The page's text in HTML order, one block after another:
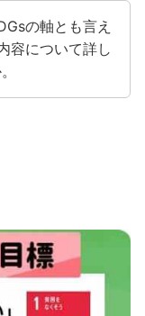
の軸とも言え
容について詳し